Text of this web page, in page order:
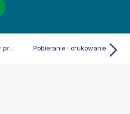
Raporty Qlik NPrinting w programie Qlik Sense Pobieranie i drukowanie